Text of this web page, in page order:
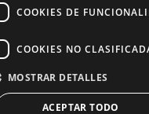
© NVOGA 2024 ·
COOKIES DE
COOKIES NO
MOSTRAR DETALLES
ACEPTAR TODO